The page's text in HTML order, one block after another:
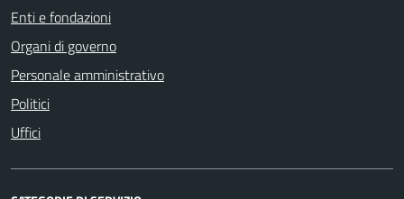
Enti e fondazioni
Organi di governo
Personale amministrativo
Politici
Uffici